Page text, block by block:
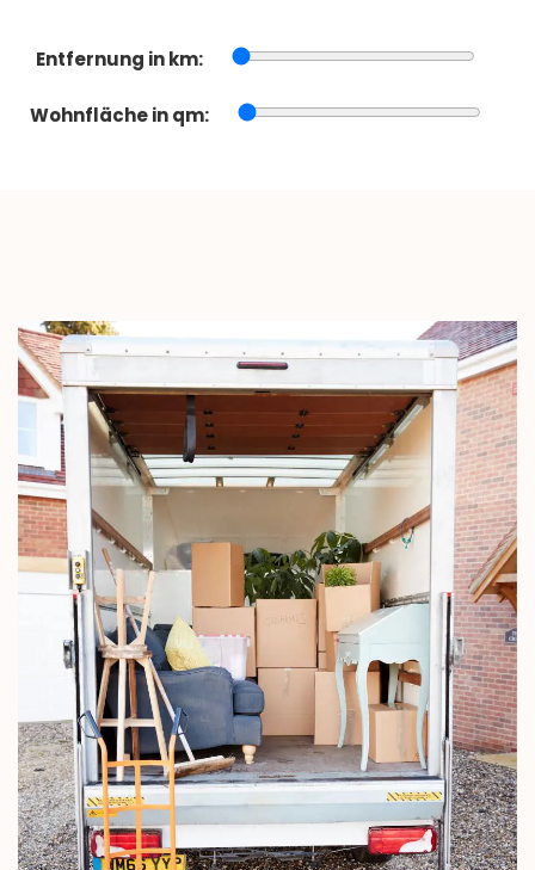
Entfernung in km:
Wohnfläche in qm: